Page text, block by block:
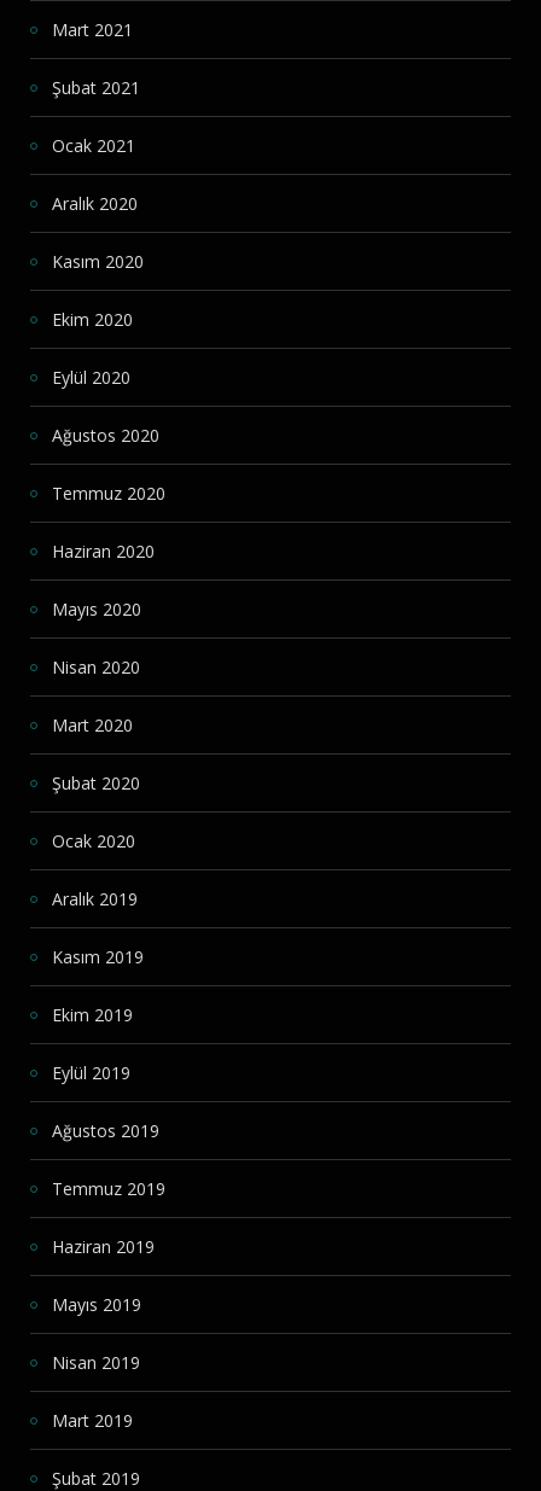
Mart 2021
Şubat 2021
Ocak 2021
Aralık 2020
Kasım 2020
Ekim 2020
Eylül 2020
Ağustos 2020
Temmuz 2020
Haziran 2020
Mayıs 2020
Nisan 2020
Mart 2020
Şubat 2020
Ocak 2020
Aralık 2019
Kasım 2019
Ekim 2019
Eylül 2019
Ağustos 2019
Temmuz 2019
Haziran 2019
Mayıs 2019
Nisan 2019
Mart 2019
Şubat 2019